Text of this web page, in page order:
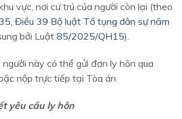
vực, nơi cư trú của người còn lại (theo
Điều 39 Bộ luật Tố tụng dân sự năm
bởi Luật85/2025/QH15).
này có thể gửi đơn ly hôn qua
nộp trực tiếp tại Tòa án.
yêu cầu ly hôn